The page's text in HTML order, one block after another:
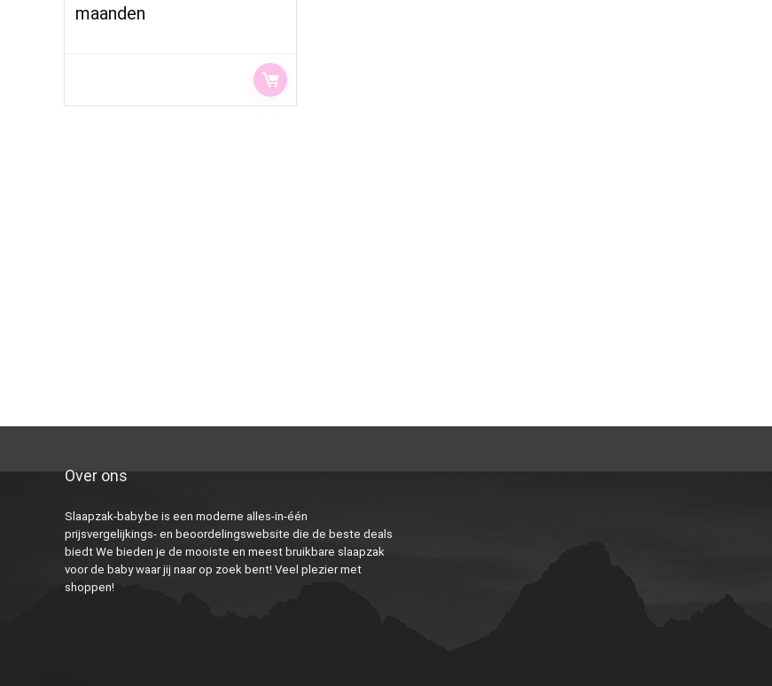
maanden
Over ons
Slaapzak-baby.be is een moderne alles-in-één
prijsvergelijkings- en beoordelingswebsite die de beste deals
biedt We bieden je de mooiste en meest bruikbare slaapzak
voor de baby waar jij naar op zoek bent! Veel plezier met
shoppen!